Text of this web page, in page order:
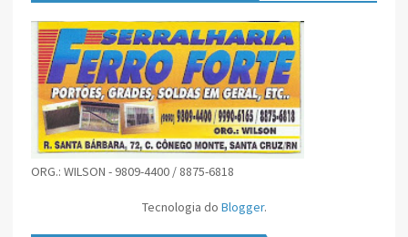
ORG.: WILSON - 9809-4400 / 8875-6818
Tecnologia do Blogger.